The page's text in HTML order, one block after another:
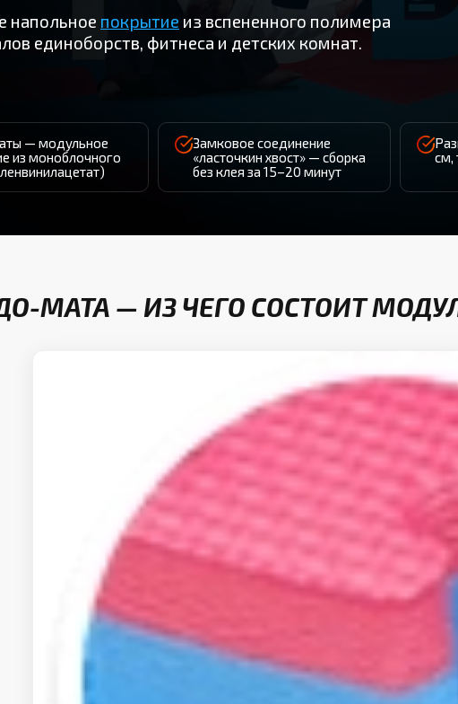
напольное покрытие из вспененного полимера
единоборств, фитнеса и детских комнат.
— модульное
из моноблочного
Замковое соединение
«ласточкин хвост» — сборка
без клея за 15–20 минут
см,
МАТА — ИЗ ЧЕГО СОСТОИТ